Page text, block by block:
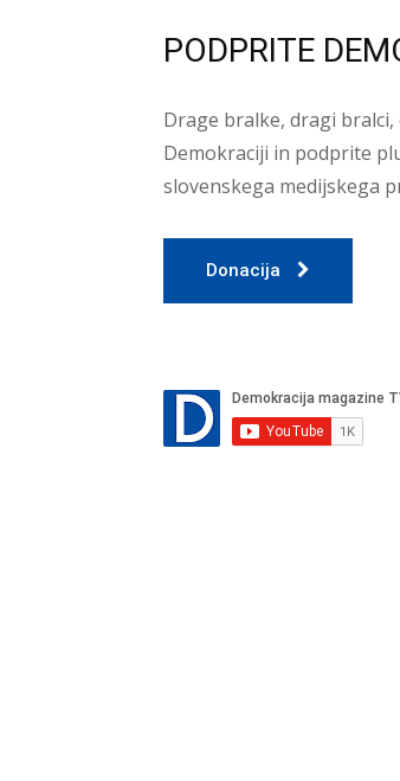
PODPRITE
Drage bralke, dragi
Demokraciji in podprite
slovenskega medijskega
Donacija